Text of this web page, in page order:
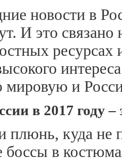
новости в
И это
ресурсах
и
в 2017 году –
плюнь, куда не
боссы в